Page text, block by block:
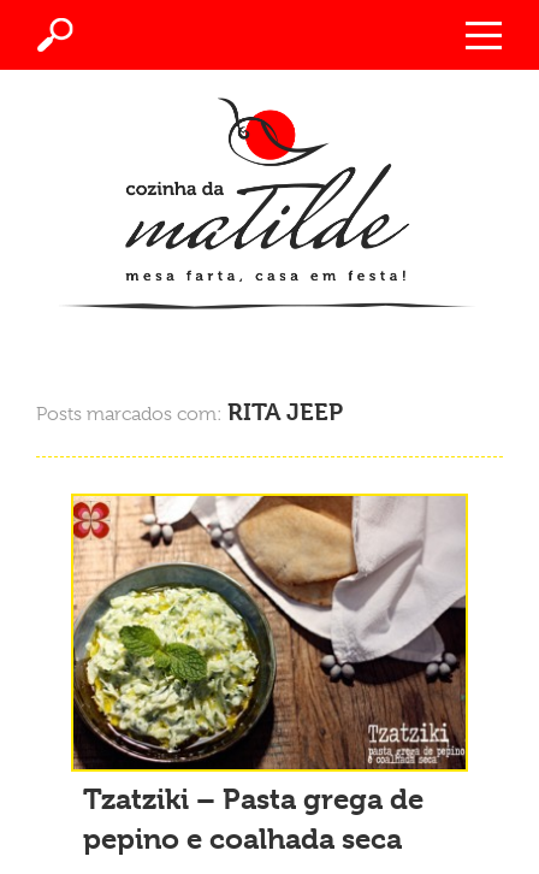
Posts marcados com: RITA JEEP
Tzatziki – Pasta grega de
pepino e coalhada seca